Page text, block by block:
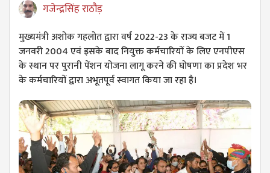
गजेन्द्रसिंह राठौड़
मुख्यमंत्री अशोक गहलोत द्वारा वर्ष 2022-23 के राज्य बजट में 1
जनवरी 2004 एवं इसके बाद नियुक्त कर्मचारियों के लिए एनपीएस
के स्थान पर पुरानी पेंशन योजना लागू करने की घोषणा का प्रदेश भर
के कर्मचारियों द्वारा अभूतपूर्व स्वागत किया जा रहा है।